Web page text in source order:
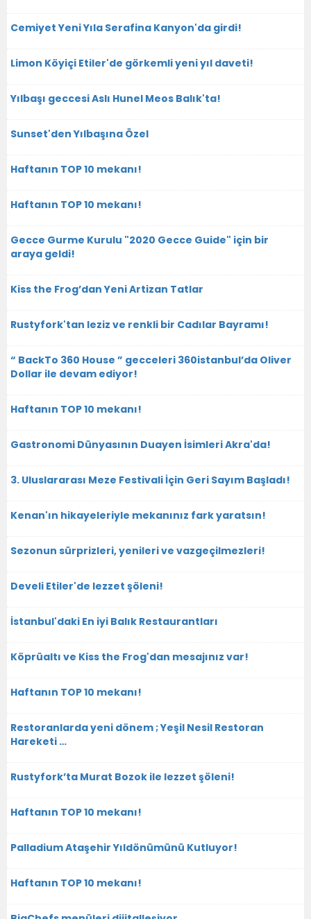
Cemiyet Yeni Yıla Serafina Kanyon'da girdi!
Limon Köyiçi Etiler'de görkemli yeni yıl daveti!
Yılbaşı geccesi Aslı Hunel Meos Balık'ta!
Sunset'den Yılbaşına Özel
Haftanın TOP 10 mekanı!
Haftanın TOP 10 mekanı!
Gecce Gurme Kurulu "2020 Gecce Guide" için bir
araya geldi!
Kiss the Frog’dan Yeni Artizan Tatlar
Rustyfork'tan leziz ve renkli bir Cadılar Bayramı!
“ BackTo 360 House ” gecceleri 360istanbul’da Oliver
Dollar ile devam ediyor!
Haftanın TOP 10 mekanı!
Gastronomi Dünyasının Duayen İsimleri Akra'da!
3. Uluslararası Meze Festivali İçin Geri Sayım Başladı!
Kenan'ın hikayeleriyle mekanınız fark yaratsın!
Sezonun sürprizleri, yenileri ve vazgeçilmezleri!
Develi Etiler'de lezzet şöleni!
İstanbul'daki En iyi Balık Restaurantları
Köprüaltı ve Kiss the Frog'dan mesajınız var!
Haftanın TOP 10 mekanı!
Restoranlarda yeni dönem ; Yeşil Nesil Restoran
Hareketi …
Rustyfork’ta Murat Bozok ile lezzet şöleni!
Haftanın TOP 10 mekanı!
Palladium Ataşehir Yıldönümünü Kutluyor!
Haftanın TOP 10 mekanı!